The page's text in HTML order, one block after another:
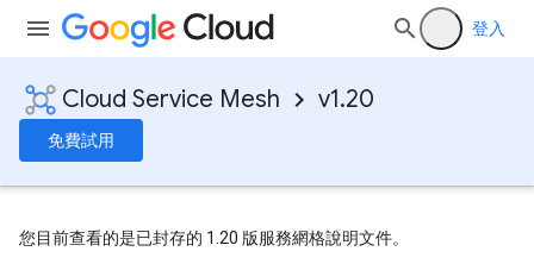
登入
Cloud Service Mesh v1.20
免費試用
您目前查看的是已封存的 1.20 版服務網格說明文件。